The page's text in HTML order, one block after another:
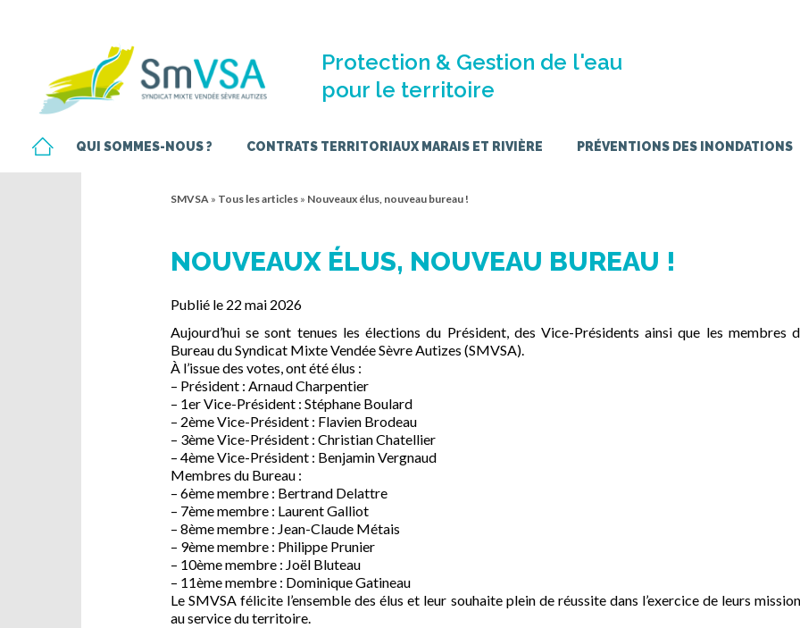
Protection & Gestion de l'eau
pour le territoire
QUI SOMMES-NOUS ? CONTRATS TERRITORIAUX MARAIS ET RIVIÈRE PRÉVENTIONS DES INONDATIONS
SMVSA » Tous les articles » Nouveaux élus, nouveau bureau !
NOUVEAUX ÉLUS, NOUVEAU BUREAU !
Publié le 22 mai 2026
Aujourd’hui se sont tenues les élections du Président, des Vice-Présidents ainsi que les membres
Bureau du Syndicat Mixte Vendée Sèvre Autizes (SMVSA).
À l’issue des votes, ont été élus :
– Président : Arnaud Charpentier
– 1er Vice-Président : Stéphane Boulard
– 2ème Vice-Président : Flavien Brodeau
– 3ème Vice-Président : Christian Chatellier
– 4ème Vice-Président : Benjamin Vergnaud
Membres du Bureau :
– 6ème membre : Bertrand Delattre
– 7ème membre : Laurent Galliot
– 8ème membre : Jean-Claude Métais
– 9ème membre : Philippe Prunier
– 10ème membre : Joël Bluteau
– 11ème membre : Dominique Gatineau
Le SMVSA félicite l’ensemble des élus et leur souhaite plein de réussite dans l’exercice de leurs
au service du territoire.